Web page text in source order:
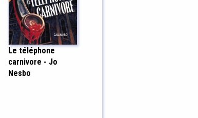
Le téléphone
carnivore - Jo
Nesbo